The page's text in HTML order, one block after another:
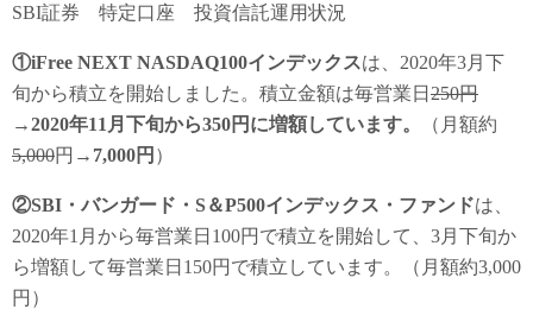
SBI証券 特定口座 投資信託運用状況
①iFree NEXT NASDAQ100インデックスは、2020年3月下
旬から積立を開始しました。積立金額は毎営業日 250円
→2020年11月下旬から350円に増額しています。
（月額約
5,000円→ 7,000円 ）
②SBI・バンガード・S＆P500インデックス・ファンドは、
2020年1月から毎営業日100円で積立を開始して、3月下旬か
ら増額して毎営業日150円で積立しています。（月額約3,000
円）